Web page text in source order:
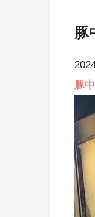
豚
豚